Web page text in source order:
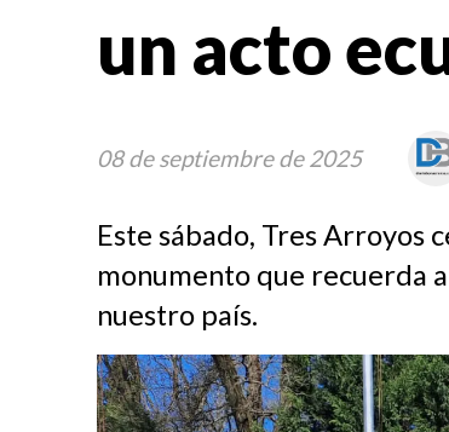
un acto
Este sábado, Tres Arroyos
monumento que recuerda
nuestro país.
08 de septiembre de 2025